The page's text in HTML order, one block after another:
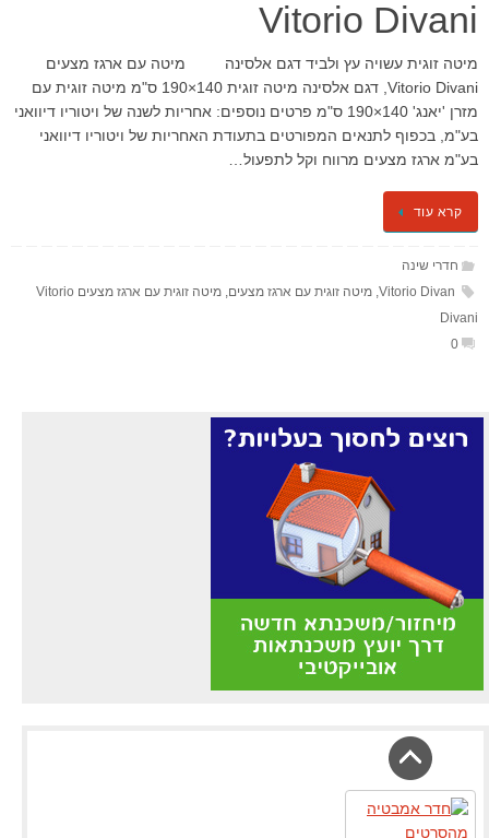
Vitorio Divani
מיטה זוגית עשויה עץ ולביד דגם אלסינה מיטה עם ארגז מצעים
Vitorio Divani, דגם אלסינה מיטה זוגית 140×190 ס"מ מיטה זוגית עם
מזרן ​'יאנג' 140×190 ס"מ פרטים נוספים: אחריות לשנה של ויטוריו דיוואני
בע"מ, בכפוף לתנאים המפורטים בתעודת האחריות של ויטוריו דיוואני
בע"מ ארגז מצעים מרווח וקל לתפעול…
קרא עוד
חדרי שינה
Vitorio Divan
, מיטה זוגית עם ארגז מצעים
מיטה זוגית עם ארגז מצעים Vitorio
Divani
0